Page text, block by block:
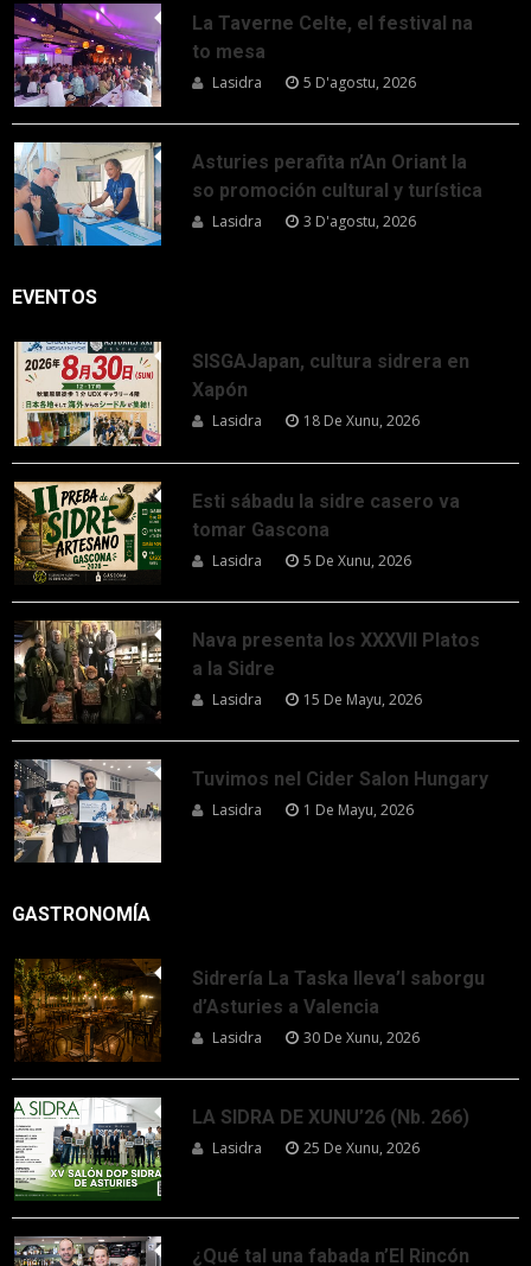
La Taverne Celte, el festival na
to mesa
Lasidra 5 D'agostu, 2026
Asturies perafita n’An Oriant la
so promoción cultural y turística
Lasidra 3 D'agostu, 2026
EVENTOS
SISGAJapan, cultura sidrera en
Xapón
Lasidra 18 De Xunu, 2026
Esti sábadu la sidre casero va
tomar Gascona
Lasidra 5 De Xunu, 2026
Nava presenta los XXXVII Platos
a la Sidre
Lasidra 15 De Mayu, 2026
Tuvimos nel Cider Salon Hungary
Lasidra 1 De Mayu, 2026
GASTRONOMÍA
Sidrería La Taska lleva’l saborgu
d’Asturies a Valencia
Lasidra 30 De Xunu, 2026
LA SIDRA DE XUNU’26 (Nb. 266)
Lasidra 25 De Xunu, 2026
¿Qué tal una fabada n’El Rincón